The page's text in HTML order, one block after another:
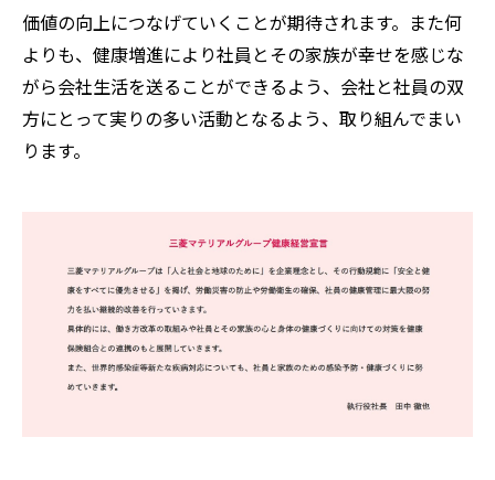
価値の向上につなげていくことが期待されます。また何
よりも、健康増進により社員とその家族が幸せを感じな
がら会社生活を送ることができるよう、会社と社員の双
方にとって実りの多い活動となるよう、取り組んでまい
ります。